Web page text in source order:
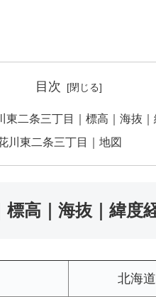
目次
東二条三丁目｜標高｜海抜
川東二条三丁目｜地図
高｜海抜｜緯度
北海